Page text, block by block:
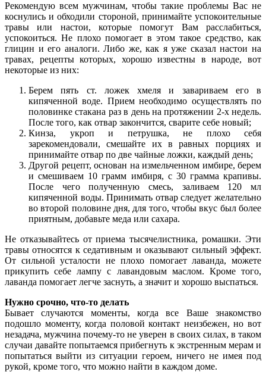
Рекомендую всем мужчинам, чтобы такие проблемы Вас не
коснулись и обходили стороной, принимайте успокоительные
травы или настои, которые помогут Вам расслабиться,
успокоиться. Не плохо помогает в этом такое средство, как
глицин и его аналоги. Либо же, как я уже сказал настои на
травах, рецепты которых, хорошо известны в народе, вот
некоторые из них:
Берем пять ст. ложек хмеля и завариваем его в
кипяченной воде. Прием необходимо осуществлять по
половинке стакана раз в день на протяжении 2-х недель.
После того, как отвар закончится, сварите себе новый;
Кинза, укроп и петрушка, не плохо себя
зарекомендовали, смешайте их в равных порциях и
принимайте отвар по две чайные ложки, каждый день;
Другой рецепт, основан на измельченном имбире, берем
и смешиваем 10 грамм имбиря, с 30 грамма крапивы.
После чего полученную смесь, заливаем 120 мл
кипяченной воды. Принимать отвар следует желательно
во второй половине дня, для того, чтобы вкус был более
приятным, добавьте меда или сахара.
Не отказывайтесь от приема тысячелистника, ромашки. Эти
травы относятся к седативным и оказывают сильный эффект.
От сильной усталости не плохо помогает лаванда, можете
прикупить себе лампу с лавандовым маслом. Кроме того,
лаванда помогает легче заснуть, а значит и хорошо выспаться.
Нужно срочно, что-то делать
Бывает случаются моменты, когда все Ваше знакомство
подошло моменту, когда половой контакт неизбежен, но вот
незадача, мужчина почему-то не уверен в своих силах, в таком
случаи давайте попытаемся прибегнуть к экстренным мерам и
попытаться выйти из ситуации героем, ничего не имея под
рукой, кроме того, что можно найти в каждом доме.